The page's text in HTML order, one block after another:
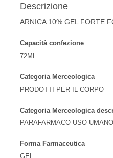
Descrizione
ARNICA 10% GEL FORTE
Capacità confezione
72ML
Categoria Merceologica
PRODOTTI PER IL CORPO
Categoria Merceologica
PARAFARMACO USO UMANO
Forma Farmaceutica
GEL